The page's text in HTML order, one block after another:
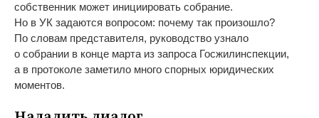
собственник может инициировать собрание.
Но в УК задаются вопросом: почему так произошло?
По словам представителя, руководство узнало
о собрании в конце марта из запроса Госжилинспекции,
а в протоколе заметило много спорных юридических
моментов.